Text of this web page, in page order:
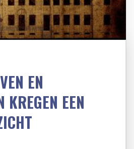
EN
KREGEN EEN